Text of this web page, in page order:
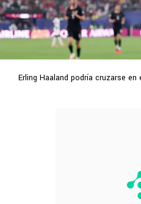
Erling Haaland podría cruzarse